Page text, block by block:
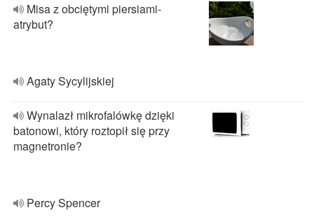
Misa z obciętymi piersiami-
atrybut?
Agaty Sycylijskiej
Wynalazł mikrofalówkę dzięki
batonowi, który roztopił się przy
magnetronie?
Percy Spencer